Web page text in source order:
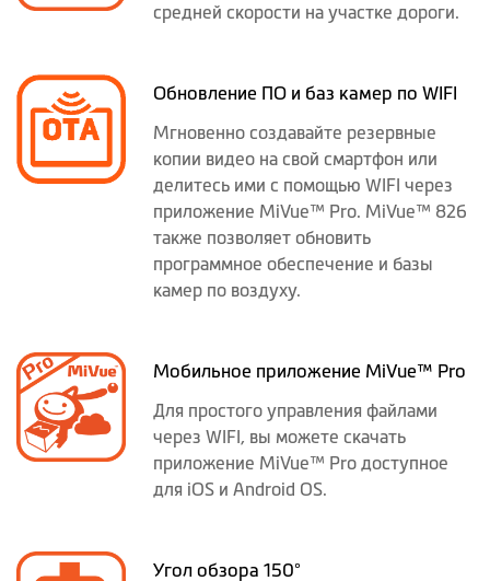
средней скорости на участке дороги.
Обновление ПО и баз камер по WIFI
Мгновенно создавайте резервные
копии видео на свой смартфон или
делитесь ими с помощью WIFI через
приложение MiVue™ Pro. MiVue™ 826
также позволяет обновить
программное обеспечение и базы
камер по воздуху.
Мобильное приложение MiVue™ Pro
Для простого управления файлами
через WIFI, вы можете скачать
приложение MiVue™ Pro доступное
для iOS и Android OS.
Угол обзора 150°